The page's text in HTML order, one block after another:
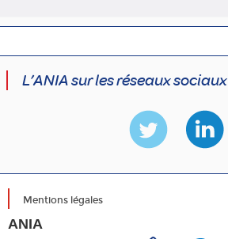
L’ANIA sur les réseaux sociaux
Mentions légales
ANIA